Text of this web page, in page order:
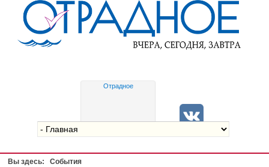
Отрадное
Вы здесь: События